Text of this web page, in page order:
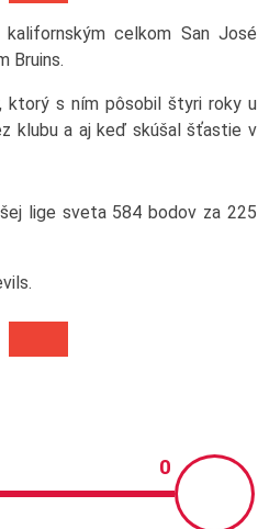
celkom San José
Bruins.
ktorý s ním pôsobil štyri roky u
klubu a aj keď skúšal šťastie v
lige sveta 584 bodov za 225